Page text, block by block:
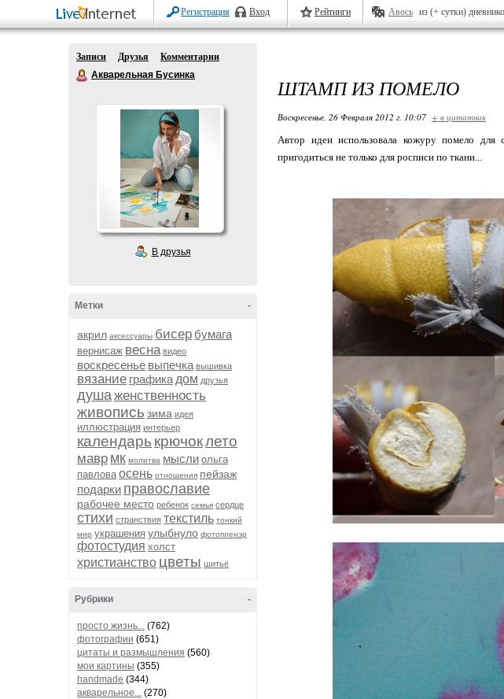
Регистрация Вход Рейтинги Авось из (+ сутки)
Записи Друзья
Комментарии
Акварельная Бусинка
В друзья
-
Метки
акрил аксессуары бисер бумага
вернисаж весна видео
воскресенье выпечка вышивка
вязание графика дом друзья
душаженственность
живопись зима идея
иллюстрация интерьер
календарь крючоклето
мавр мк молитва мысли ольга
павлова осень отношения пейзаж
подарки православие
рабочее место ребенок семья сердце
стихи странствия текстиль тонкий
мир украшения улыбнуло фотопленэр
фотостудия холст
христианство цветы шитьё
-
Рубрики
просто жизнь... (762)
фотографии (651)
цитаты и размышления (560)
мои картины (355)
handmade (344)
акварельное... (270)
ШТАМП ИЗ ПОМЕЛО
Воскресенье, 26 Февраля 2012 г. 10:07 + в цитатник
Автор идеи использовала кожуру помело для
пригодиться не только для росписи по ткани...